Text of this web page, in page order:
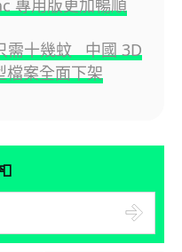
專用版更加暢順
需十幾蚊 中國 3D
檔案全面下架